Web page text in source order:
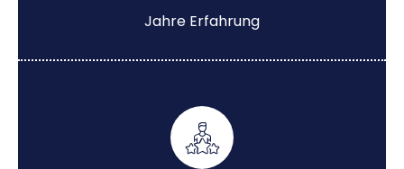
Jahre Erfahrung